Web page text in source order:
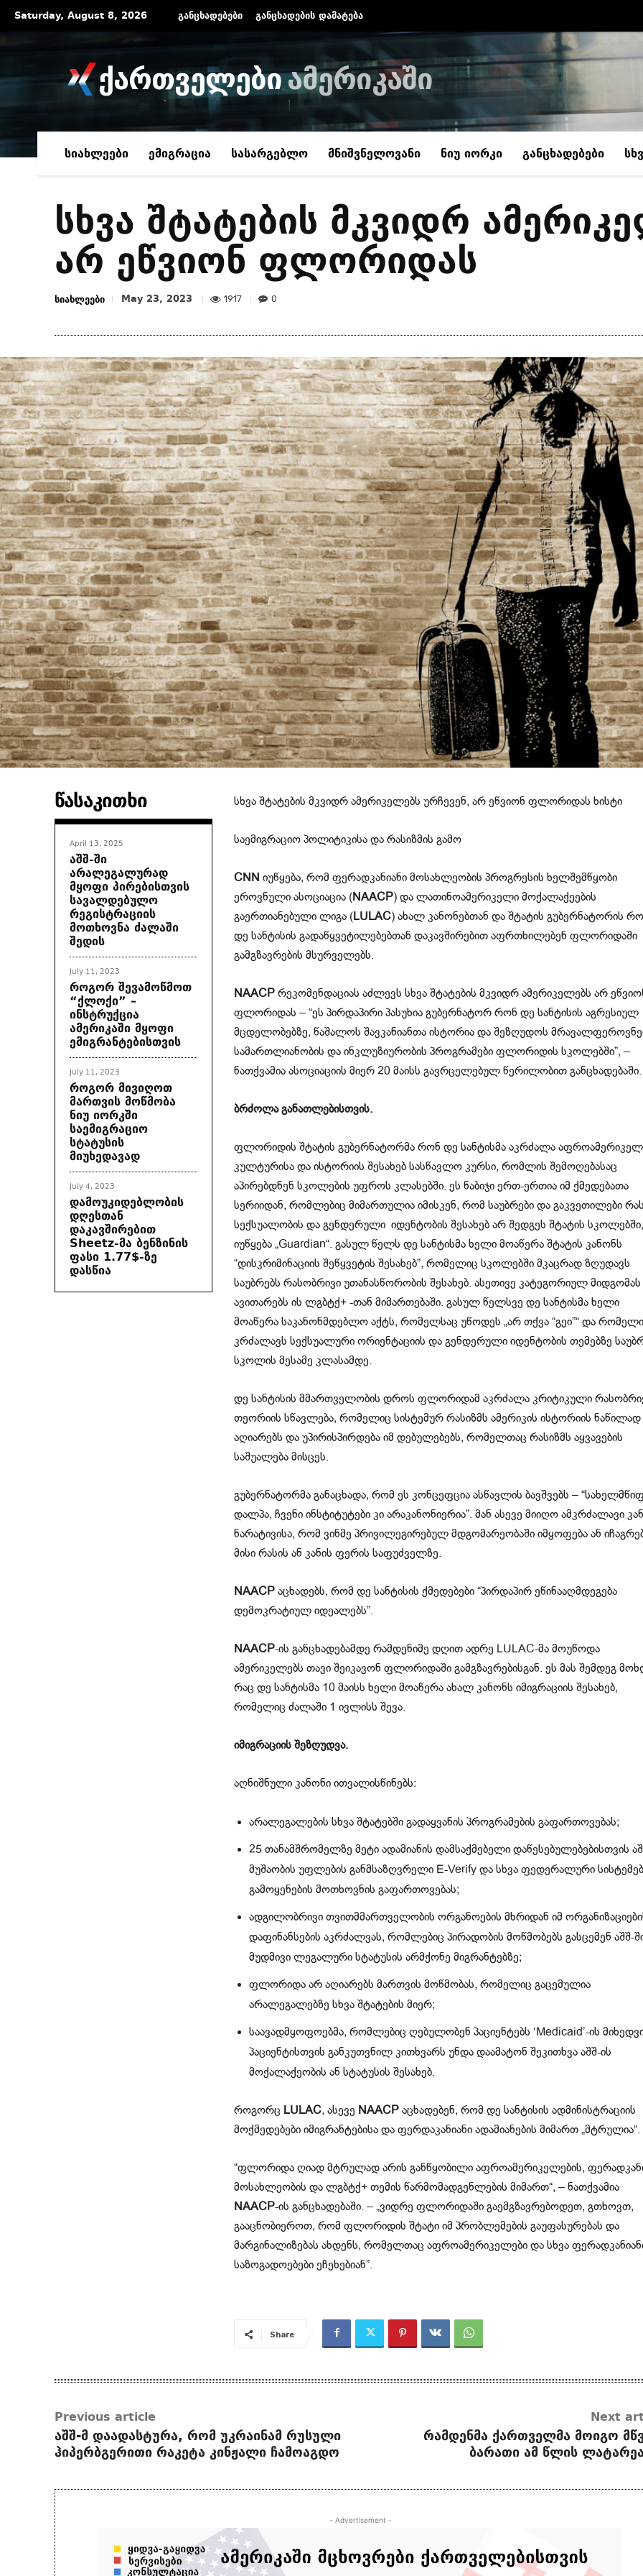
Saturday, August 8, 2026 განცხადებები განცხადების დამატება
ქართველებიამერიკაში
სიახლეები ემიგრაცია სასარგებლო მნიშვნელოვანი ნიუ იორკი განცხადებები
სხვა შტატების მკვიდრ
არ ეწვიონ ფლორიდას
სიახლეები May 23, 2023 1917 0
წასაკითხი
April 13, 2025
აშშ-ში
არალეგალურად
მყოფი პირებისთვის
სავალდებულო
რეგისტრაციის
მოთხოვნა ძალაში
შედის
July 11, 2023
როგორ შევამოწმოთ
“ქლოქი” –
ინსტრუქცია
ამერიკაში მყოფი
ემიგრანტებისთვის
July 11, 2023
როგორ მივიღოთ
მართვის მოწმობა
ნიუ იორკში
საემიგრაციო
სტატუსის
მიუხედავად
July 4, 2023
დამოუკიდებლობის
დღესთან
დაკავშირებით
Sheetz-მა ბენზინის
ფასი 1.77$-ზე
დასწია
სხვა შტატების მკვიდრ ამერიკელებს ურჩევენ, არ ეწვიონ ფლორიდას ხისტი
საემიგრაციო პოლიტიკისა და რასიზმის გამო
CNN იუწყება, რომ ფერადკანიანი მოსახლეობის პროგრესის ხელშემწყობი
ეროვნული ასოციაცია (NAACP) და ლათინოამერიკელი მოქალაქეების
გაერთიანებული ლიგა (LULAC) ახალ კანონებთან და შტატის გუბერნატორის
დე სანტისის გადაწყვეტილებებთან დაკავშირებით აფრთხილებენ ფლორიდაში
გამგზავრების მსურველებს.
NAACP რეკომენდაციას აძლევს სხვა შტატების მკვიდრ ამერიკელებს არ
ფლორიდას – “ეს პირდაპირი პასუხია გუბერნატორ რონ დე სანტისის აგრესიულ
მცდელობებზე, წაშალოს შავკანიანთა ისტორია და შეზღუდოს
სამართლიანობის და ინკლუზიურობის პროგრამები ფლორიდის სკოლებში”, –
ნათქვამია ასოციაციის მიერ 20 მაისს გავრცელებულ წერილობით განცხადებაში.
ბრძოლა განათლებისთვის.
ფლორიდის შტატის გუბერნატორმა რონ დე სანტისმა აკრძალა
კულტურისა და ისტორიის შესახებ სასწავლო კურსი, რომლის შემოღებასაც
აპირებდნენ სკოლების უფროს კლასებში. ეს ნაბიჯი ერთ-ერთია იმ ქმედებათა
სერიიდან, რომლებიც მიმართულია იმისკენ, რომ საუბრები და გაკვეთილები
სექსუალობის და გენდერული იდენტობის შესახებ არ შედგეს შტატის სკოლებში,
იუწყება „Guardian“. გასულ წელს დე სანტისმა ხელი მოაწერა შტატის კანონს
“დისკრიმინაციის შეწყვეტის შესახებ”, რომელიც სკოლებში მკაცრად ზღუდავს
საუბრებს რასობრივი უთანასწორობის შესახებ. ასეთივე კატეგორიულ მიდგომას
ავითარებს ის ლგბტქ+ -თან მიმართებაში. გასულ წელსვე დე სანტისმა ხელი
მოაწერა საკანონმდებლო აქტს, რომელსაც უწოდეს „არ თქვა “გეი”“ და
კრძალავს სექსუალური ორიენტაციის და გენდერული იდენტობის თემებზე
სკოლის მესამე კლასამდე.
დე სანტისის მმართველობის დროს ფლორიდამ აკრძალა კრიტიკული
თეორიის სწავლება, რომელიც სისტემურ რასიზმს ამერიკის ისტორიის ნაწილად
აღიარებს და უპირისპირდება იმ დებულებებს, რომელთაც რასიზმს აყვავების
საშუალება მისცეს.
გუბერნატორმა განაცხადა, რომ ეს კონცეფცია ასწავლის ბავშვებს –
დალპა, ჩვენი ინსტიტუტები კი არაკანონიერია”. მან ასევე მიიღო ამკრძალავი
ნარატივისა, რომ ვინმე პრივილეგირებულ მდგომარეობაში იმყოფება ან
მისი რასის ან კანის ფერის საფუძველზე.
NAACP აცხადებს, რომ დე სანტისის ქმედებები “პირდაპირ ეწინააღმდეგება
დემოკრატიულ იდეალებს”.
NAACP-ის განცხადებამდე რამდენიმე დღით ადრე LULAC-მა მოუწოდა
ამერიკელებს თავი შეიკავონ ფლორიდაში გამგზავრებისგან. ეს მას შემდეგ
რაც დე სანტისმა 10 მაისს ხელი მოაწერა ახალ კანონს იმიგრაციის შესახებ,
რომელიც ძალაში 1 ივლისს შევა.
იმიგრაციის შეზღუდვა.
აღნიშნული კანონი ითვალისწინებს:
არალეგალების სხვა შტატებში გადაყვანის პროგრამების გაფართოვებას;
25 თანამშრომელზე მეტი ადამიანის დამსაქმებელი დაწესებულებებისთვის
მუშაობის უფლების განმსაზღვრელი E-Verify და სხვა ფედერალური
გამოყენების მოთხოვნის გაფართოვებას;
ადგილობრივი თვითმმართველობის ორგანოების მხრიდან იმ
დაფინანსების აკრძალვას, რომლებიც პირადობის მოწმობებს გასცემენ აშშ-
მუდმივი ლეგალური სტატუსის არმქონე მიგრანტებზე;
ფლორიდა არ აღიარებს მართვის მოწმობას, რომელიც გაცემულია
არალეგალებზე სხვა შტატების მიერ;
საავადმყოფოებმა, რომლებიც ღებულობენ პაციენტებს ‘Medicaid’-ის
პაციენტისთვის განკუთვნილ კითხვარს უნდა დაამატონ შეკითხვა აშშ-ის
მოქალაქეობის ან სტატუსის შესახებ.
როგორც LULAC, ასევე NAACP აცხადებენ, რომ დე სანტისის ადმინისტრაციის
მოქმედებები იმიგრანტებისა და ფერდაკანიანი ადამიანების მიმართ „მტრულია“.
“ფლორიდა ღიად მტრულად არის განწყობილი აფროამერიკელების,
მოსახლეობის და ლგბტქ+ თემის წარმომადგენლების მიმართ“, – ნათქვამია
NAACP-ის განცხადებაში. – „ვიდრე ფლორიდაში გაემგზავრებოდეთ, გთხოვთ,
გააცნობიეროთ, რომ ფლორიდის შტატი იმ პრობლემების გაუფასურებას და
მარგინალიზებას ახდენს, რომელთაც აფროამერიკელები და სხვა
საზოგადოებები ეჩეხებიან”.
Share
Previous article
აშშ-მ დაადასტურა, რომ უკრაინამ რუსული
ჰიპერბგერითი რაკეტა კინჟალი ჩამოაგდო
Next
რამდენმა ქართველმა მოიგო
ბარათი ამ წლის
- Advertisement -